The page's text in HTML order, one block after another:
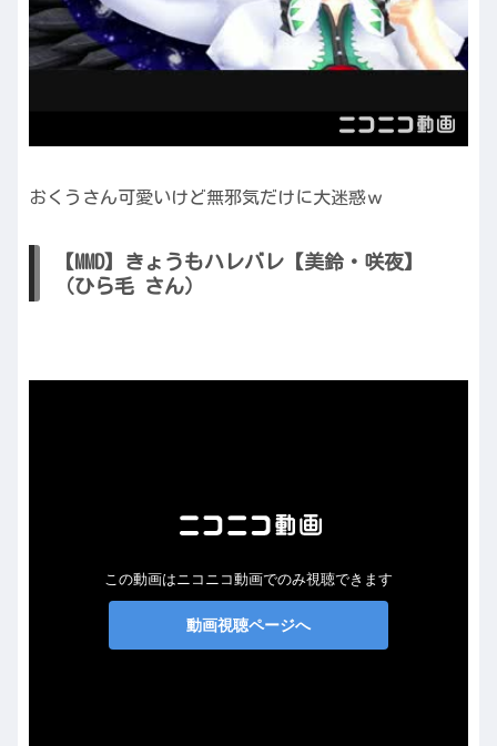
おくうさん可愛いけど無邪気だけに大迷惑ｗ
【MMD】きょうもハレバレ【美鈴・咲夜】
（ひら毛 さん）